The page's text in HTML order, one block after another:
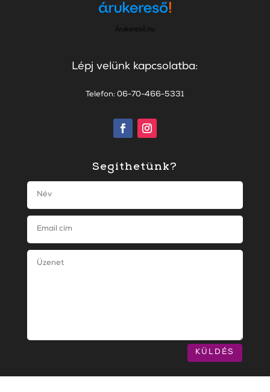
Árukereső.hu
Lépj velünk kapcsolatba:
Telefon: 06-70-466-5331
Segíthetünk?
KÜLDÉS